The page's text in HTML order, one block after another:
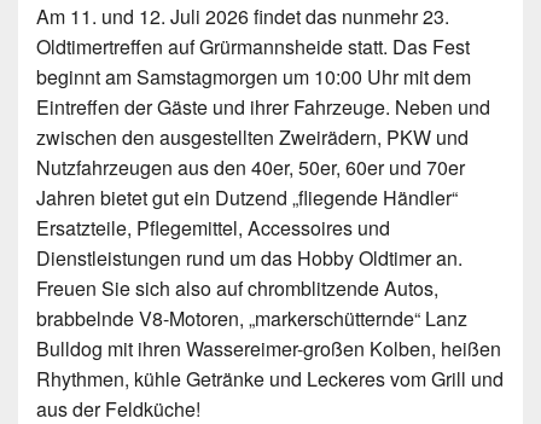
Am 11. und 12. Juli 2026 findet das nunmehr 23.
Oldtimertreffen auf Grürmannsheide statt. Das Fest
beginnt am Samstagmorgen um 10:00 Uhr mit dem
Eintreffen der Gäste und ihrer Fahrzeuge. Neben und
zwischen den ausgestellten Zweirädern, PKW und
Nutzfahrzeugen aus den 40er, 50er, 60er und 70er
Jahren bietet gut ein Dutzend „fliegende Händler“
Ersatzteile, Pflegemittel, Accessoires und
Dienstleistungen rund um das Hobby Oldtimer an.
Freuen Sie sich also auf chromblitzende Autos,
brabbelnde V8-Motoren, „markerschütternde“ Lanz
Bulldog mit ihren Wassereimer-großen Kolben, heißen
Rhythmen, kühle Getränke und Leckeres vom Grill und
aus der Feldküche!